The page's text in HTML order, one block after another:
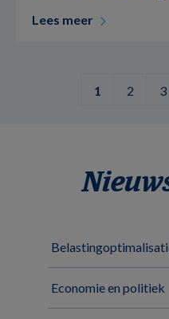
Lees meer
1 2 3
Economie en politiek